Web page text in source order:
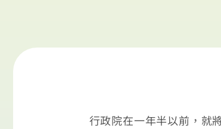
行政院在一年半以前，就將